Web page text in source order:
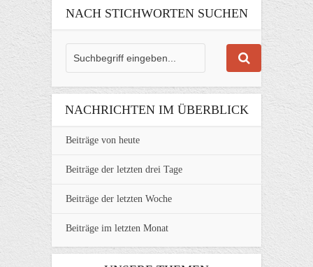
NACH STICHWORTEN SUCHEN
NACHRICHTEN IM ÜBERBLICK
Beiträge von heute
Beiträge der letzten drei Tage
Beiträge der letzten Woche
Beiträge im letzten Monat